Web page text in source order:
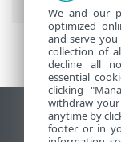
デスクトッ
We and our
optimized
and serve
collection of
decline all
essential
clicking
withdraw your
anytime by
footer or in